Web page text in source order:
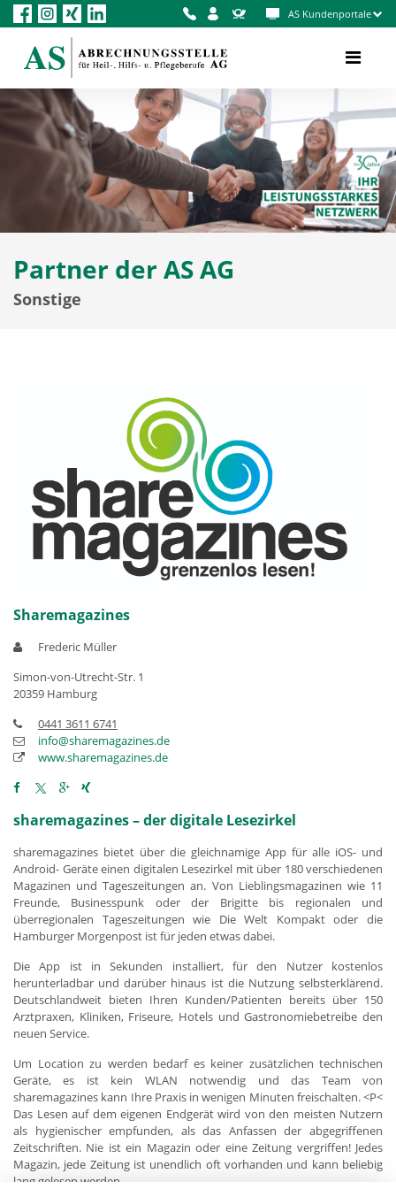
AS Kundenportale
Partner der AS AG
Sonstige
Sharemagazines
Frederic Müller
Simon-von-Utrecht-Str. 1
20359 Hamburg
0441 3611 6741
info@sharemagazines.de
www.sharemagazines.de
sharemagazines – der digitale Lesezirkel
sharemagazines bietet über die gleichnamige App für alle iOS- und
Android- Geräte einen digitalen Lesezirkel mit über 180 verschiedenen
Magazinen und Tageszeitungen an. Von Lieblingsmagazinen wie 11
Freunde, Businesspunk oder der Brigitte bis regionalen und
überregionalen Tageszeitungen wie Die Welt Kompakt oder die
Hamburger Morgenpost ist für jeden etwas dabei.
Die App ist in Sekunden installiert, für den Nutzer kostenlos
herunterladbar und darüber hinaus ist die Nutzung selbsterklärend.
Deutschlandweit bieten Ihren Kunden/Patienten bereits über 150
Arztpraxen, Kliniken, Friseure, Hotels und Gastronomiebetreibe den
neuen Service.
Um Location zu werden bedarf es keiner zusätzlichen technischen
Geräte, es ist kein WLAN notwendig und das Team von
sharemagazines kann Ihre Praxis in wenigen Minuten freischalten. <P<
Das Lesen auf dem eigenen Endgerät wird von den meisten Nutzern
als hygienischer empfunden, als das Anfassen der abgegriffenen
Zeitschriften. Nie ist ein Magazin oder eine Zeitung vergriffen! Jedes
Magazin, jede Zeitung ist unendlich oft vorhanden und kann beliebig
lang gelesen werden.